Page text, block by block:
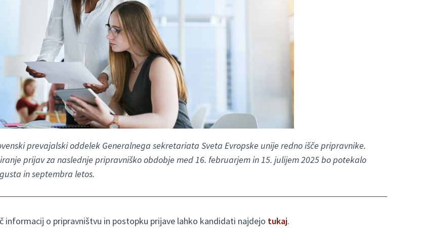
prevajalski oddelek Generalnega sekretariata Sveta Evropske unije redno išče pripravnike.
prijav za naslednje pripravniško obdobje med 16. februarjem in 15. julijem 2025 bo potekalo
in septembra letos.
informacij o pripravništvu in postopku prijave lahko kandidati najdejo tukaj.